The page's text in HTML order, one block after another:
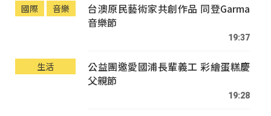
國際 音樂
台澳原民藝術家共創作品 同登Garma
音樂節
19:37
生活
公益團邀愛國浦長輩義工 彩繪蛋糕慶
父親節
19:28